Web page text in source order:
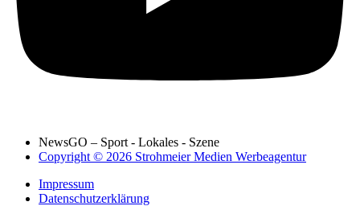
NewsGO – Sport - Lokales - Szene
Copyright © 2026 Strohmeier Medien Werbeagentur
Impressum
Datenschutzerklärung